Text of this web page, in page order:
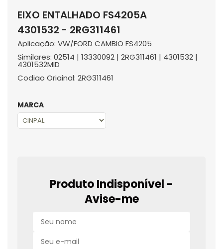
EIXO ENTALHADO FS4205A
4301532 - 2RG311461
Aplicação: VW/FORD CAMBIO FS4205
Similares: 02514 | 13330092 | 2RG311461 | 4301532 |
4301532MID
Codigo Original: 2RG311461
MARCA
Produto Indisponível -
Avise-me